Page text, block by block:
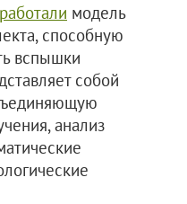
модель
способную
вспышки
собой
анализ